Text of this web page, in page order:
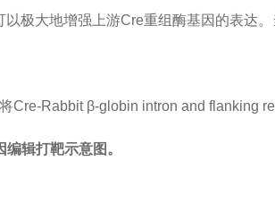
以极大地增强上游Cre重组酶基因的表达
Cre-Rabbit β-globin intron and flanking
辑打靶示意图。